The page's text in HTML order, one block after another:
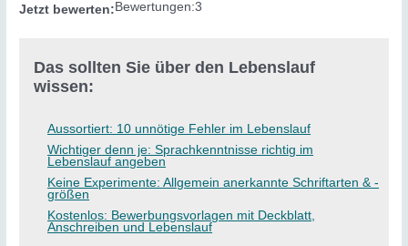
Jetzt bewerten: Bewertungen:3
Das sollten Sie über den Lebenslauf
wissen:
Aussortiert: 10 unnötige Fehler im Lebenslauf
Wichtiger denn je: Sprachkenntnisse richtig im
Lebenslauf angeben
Keine Experimente: Allgemein anerkannte Schriftarten & -
größen
Kostenlos: Bewerbungsvorlagen mit Deckblatt,
Anschreiben und Lebenslauf